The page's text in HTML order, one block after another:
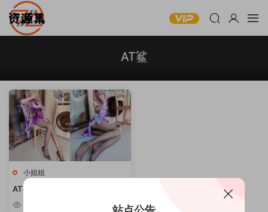
AT鲨
小姐姐
AT鲨 – 可爱妹子写真合集 [持续
更新]7.65w